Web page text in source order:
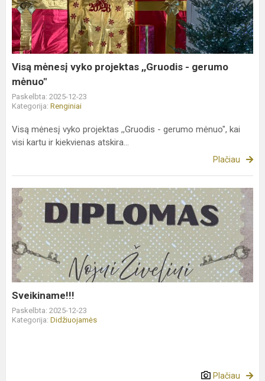
projektas
,,Gruodis
-
gerumo
mėnuo"
Visą mėnesį vyko projektas ,,Gruodis - gerumo
mėnuo"
Paskelbta: 2025-12-23
Kategorija: Renginiai
Visą mėnesį vyko projektas ,,Gruodis - gerumo mėnuo", kai
visi kartu ir kiekvienas atskira...
Plačiau
Sveikiname!!!
Sveikiname!!!
Paskelbta: 2025-12-23
Kategorija: Didžiuojamės
Plačiau